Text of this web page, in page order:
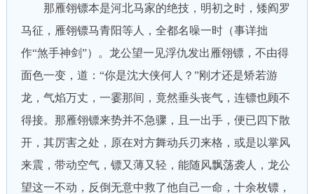
那雁翎镖本是河北马家的绝技，明初之时，矮阎罗
马征，雁翎镖马青阳等人，全都名噪一时（事详拙
作“煞手神剑”）。龙公望一见浮仇发出雁翎镖，不由得
面色一变，道：“你是沈大侠何人？”刚才还是矫若游
龙，气焰万丈，一霎那间，竟然垂头丧气，连镖也顾不
得接。那雁翎镖来势并不急骤，且一出手，便已四下散
开，其厉害之处，原在对方舞动兵刃来格，或是以掌风
来震，带动空气，镖又薄又轻，能随风飘荡袭人，龙公
望这一不动，反倒无意中救了他自己一命，十余枚镖，